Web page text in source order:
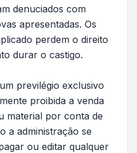
denuciados com
apresentadas. Os
perdem o direito
durar o castigo.
previlégio exclusivo
proibida a venda
material por conta de
a administração se
ou editar qualquer